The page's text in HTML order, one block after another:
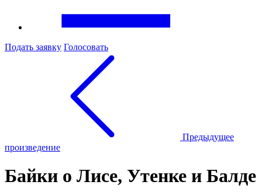
Подать заявку Голосовать
Предыдущее
произведение
Байки о Лисе, Утенке и Балде